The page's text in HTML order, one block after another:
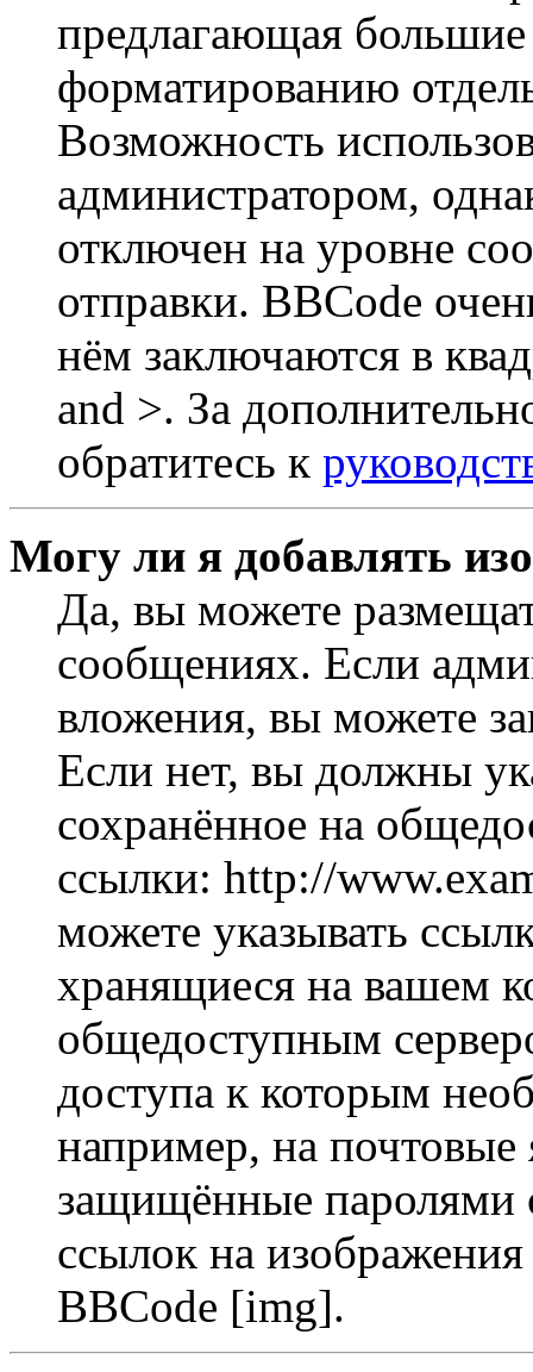
предлагающая
форматированию
Возможность
администратором,
отключен на уровне
отправки. BBCode
нём заключаются в
and >. За
обратитесь к
Могу ли я добавлять
Да, вы можете
сообщениях. Если
вложения, вы можете
Если нет, вы должны
сохранённое на
ссылки: http://
можете указывать
хранящиеся на вашем
общедоступным
доступа к которым
например, на
защищённые паролями
ссылок на
BBCode [img].